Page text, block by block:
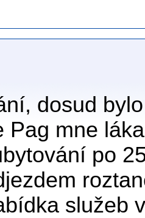
dosud
Pag mne
po
služeb